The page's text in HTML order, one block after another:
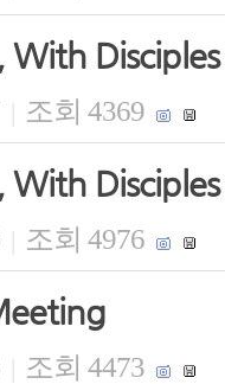
With Disciples
| 조회 4369
With Disciples
| 조회 4976
| 조회 4473